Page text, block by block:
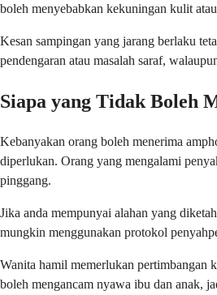
boleh menyebabkan kekuningan kulit
Kesan sampingan yang jarang berlaku
pendengaran atau masalah saraf,
Siapa yang Tidak Boleh
Kebanyakan orang boleh menerima
diperlukan. Orang yang mengalami
pinggang.
Jika anda mempunyai alahan yang
mungkin menggunakan protokol
Wanita hamil memerlukan pertimbangan
boleh mengancam nyawa ibu dan anak,